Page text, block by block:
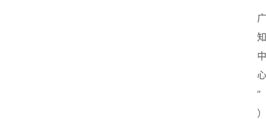
广
知
中
心
”
）